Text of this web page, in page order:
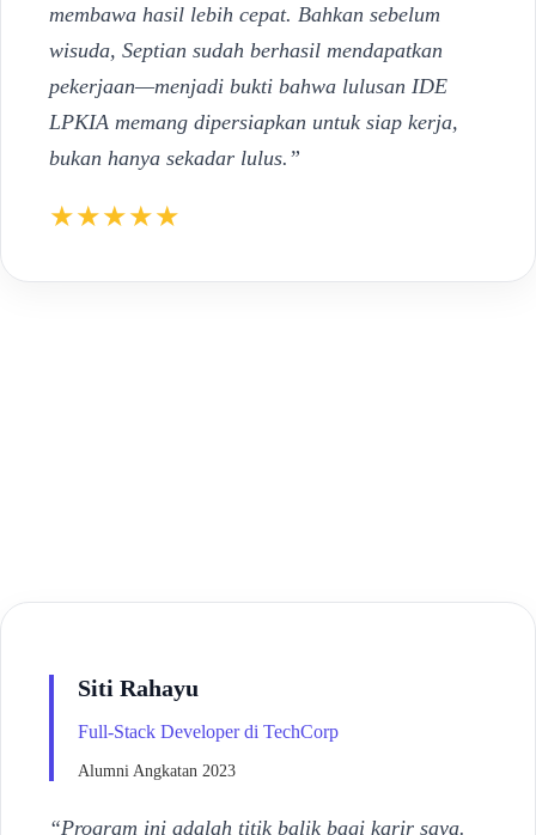
membawa hasil lebih cepat. Bahkan sebelum
wisuda, Septian sudah berhasil mendapatkan
pekerjaan—menjadi bukti bahwa lulusan IDE
LPKIA memang dipersiapkan untuk siap kerja,
bukan hanya sekadar lulus.”
★★★★★
Siti Rahayu
Full-Stack Developer di TechCorp
Alumni Angkatan 2023
“Program ini adalah titik balik bagi karir saya.